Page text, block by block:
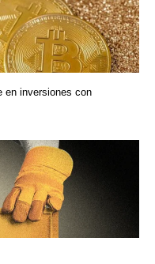
en inversiones con